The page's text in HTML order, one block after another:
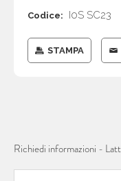
Codice: I0S SC23
STAMPA
Richiedi informazioni -